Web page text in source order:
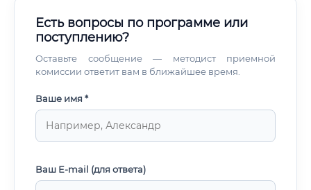
Есть вопросы по программе или
поступлению?
Оставьте сообщение — методист приемной
комиссии ответит вам в ближайшее время.
Ваше имя *
Ваш E-mail (для ответа)